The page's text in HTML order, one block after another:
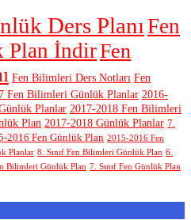
Ders Planı Fen
Plan İndirFen
Fen Bilimleri Ders Notları Fen
Fen Bilimleri Günlük Planlar 2016-
Planlar 2017-2018 Fen Bilimleri
Plan 2017-2018 Günlük Planlar 7.
2016 Fen Günlük Plan 2015-2016 Fen
Planlar 8. Sınıf Fen Bilimleri Günlük Plan 6.
Bilimleri Günlük Plan 7. Sınıf Fen Günlük Plan